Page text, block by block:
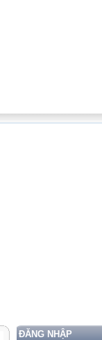
ĐĂNG NHẬP